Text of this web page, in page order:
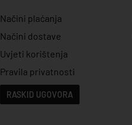
Načini plaćanja
Načini dostave
Uvjeti korištenja
Pravila privatnosti
RASKID UGOVORA